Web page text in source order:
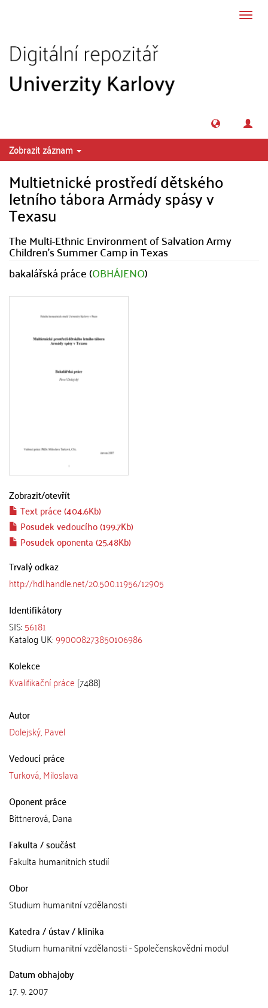
Zobrazit záznam
Multietnické prostředí dětského
letního tábora Armády spásy v
Texasu
The Multi-Ethnic Environment of Salvation Army
Children's Summer Camp in Texas
bakalářská práce (OBHÁJENO)
Zobrazit/otevřít
Text práce (404.6Kb)
Posudek vedoucího (199.7Kb)
Posudek oponenta (25.48Kb)
Trvalý odkaz
http://hdl.handle.net/20.500.11956/12905
Identifikátory
SIS:56181
Katalog UK:990008273850106986
Kolekce
Kvalifikační práce [7488]
Autor
Dolejský, Pavel
Vedoucí práce
Turková, Miloslava
Oponent práce
Bittnerová, Dana
Fakulta / součást
Fakulta humanitních studií
Obor
Studium humanitní vzdělanosti
Katedra / ústav / klinika
Studium humanitní vzdělanosti - Společenskovědní modul
Datum obhajoby
17. 9. 2007